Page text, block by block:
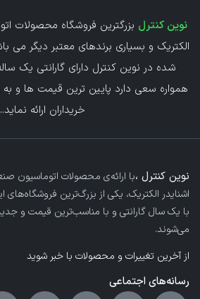
نوین کنترل بزرگترین فروشگاه محصولات
الکتریک و بسیاری برندهای معتبر دیگر می
شده در نوین کنترل دارای گارانتی یک
همواره سعی دارد پایین ترین قیمت ها و به
خریداران ارائه نماید..
نوین کنترل ،با ارائه‌ی محصولات اتوماسیون
اشنایدر الکتریک، یکی از بزرگ‌ترین فروشگاه‌های
با یک سال گارانتی و با مناسب‌ترین قیمت و
می‌شوند.
از آخرین تغییرات و محصولات با خبر شوید
رسانه‌های اجتماعی